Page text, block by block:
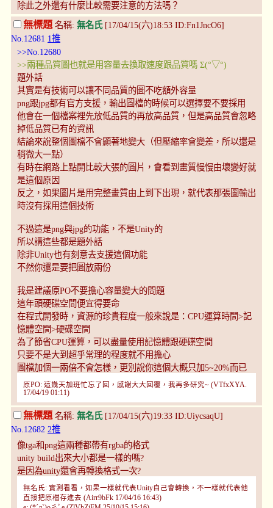
除此之外還有什麼比較需要注意的方法嗎？
無標題 名稱: 無名氏[17/04/15(六)18:53 ID:Fn1JncO6]
No.12681 1推
>>No.12680
>>兩種品質圖也就是用容量去換取速度跟品質嗎 Σ(°▽°)
題外話
其實是有技術可以讓不同品質的圖不吃額外容量
png跟jpg都有官方支援，輸出圖檔的時候可以選擇要不要採用
他會在一個檔案裡先放低品質的再放高品質，但是高品質會忽略
掉低品質已有的資訊
結論來說整個圖檔不會顯著地變大（但壓縮率會變差，所以還是
稍微大一點）
有時在網路上點開比較大張的圖片，會看到畫質慢慢由壞變好就
是這個原因
反之，如果圖片是用完整畫質由上到下出現，就代表那張圖輸出
時沒有採用這個技術
不過這是png與jpg的功能，不是Unity的
所以講這些都是題外話
除非Unity也有刻意去支援這個功能
不然你還是要把圖放兩份
我是建議原PO不要擔心容量變大的問題
這年頭硬碟空間便宜得要命
在程式開發時，資源的珍貴程度一般來說是：CPU運算時間>記
憶體空間>硬碟空間
為了節省CPU運算，可以盡量使用記憶體跟硬碟空間
只要不是大到超乎常理的程度就不用擔心
圖檔加個一兩倍不會怎樣，更別說你這個大概只加5~20%而已
原PO: 這幾天加班忙忘了回，感謝大大回覆，我再多研究~ (VTfxXYA.
17/04/19 01:11)
無標題 名稱: 無名氏[17/04/15(六)19:33 ID:UiycsaqU]
No.12682 2推
像tga和png這兩種都帶有rgba的格式
unity build出來大小都是一樣的嗎?
是因為unity還會再轉換格式一次?
無名氏: 實測看看，如果一樣就代表Unity自己會轉換，不一樣就代表他
直接把原檔存進去 (Airr9bFk 17/04/16 16:43)